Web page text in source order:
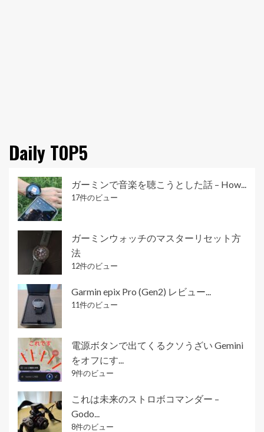
Daily TOP5
ガーミンで音楽を聴こうとした話 – How...
17件のビュー
ガーミンウォッチのマスターリセット方
法
12件のビュー
Garmin epix Pro (Gen2) レビュー...
11件のビュー
電源ボタンで出てくるクソうざい Gemini
をオフにす...
9件のビュー
これは未来のストロボコマンダー –
Godo...
8件のビュー